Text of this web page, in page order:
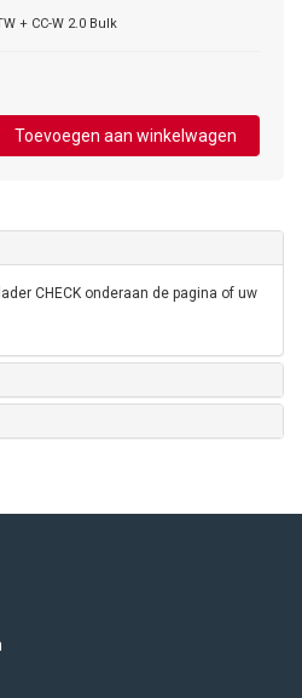
+ CC-W 2.0 Bulk
Toevoegen aan winkelwagen
CHECK onderaan de pagina of uw